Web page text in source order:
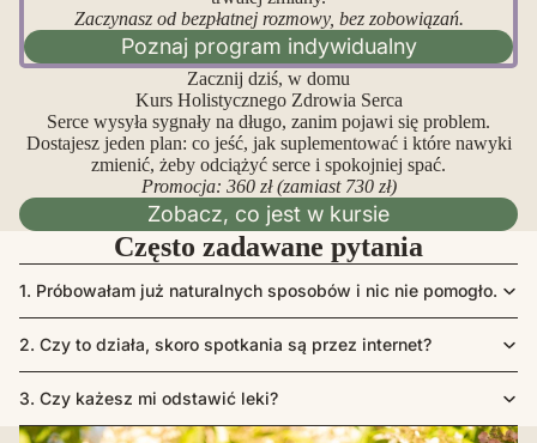
Zaczynasz od bezpłatnej rozmowy, bez zobowiązań.
Poznaj program indywidualny
Zacznij dziś, w domu
Kurs Holistycznego Zdrowia Serca
Serce wysyła sygnały na długo, zanim pojawi się problem.
Dostajesz jeden plan: co jeść, jak suplementować i które nawyki
zmienić, żeby odciążyć serce i spokojniej spać.
Promocja: 360 zł (zamiast 730 zł)
Zobacz, co jest w kursie
Często zadawane pytania
1. Próbowałam już naturalnych sposobów i nic nie pomogło.
2. Czy to działa, skoro spotkania są przez internet?
3. Czy każesz mi odstawić leki?